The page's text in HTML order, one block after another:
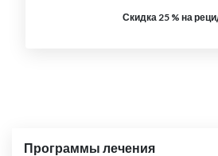
Скидка 25 % на
Программы лечения